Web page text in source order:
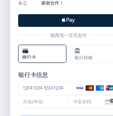
账单 #329238-0608
税率 7.25%
应付总额
备忘 谢谢合作！
或用另一方式支付
银行卡 银行转账
银行卡信息
1234 1234 1234 1234
月份/年份 卡安全码